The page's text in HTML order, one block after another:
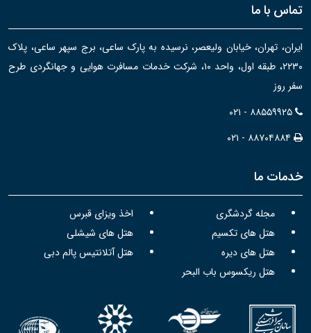
تماس با ما
ایران، تهران، خیابان ولیعصر، نرسیده به پارک ساعی، برج سپهر ساعی، پلاک
۲۲۳۰، طبقه اول، واحد ۱۰، شرکت خدمات مسافرت هوایی و جهانگردی طرح
سفر روز
۰۲۱ - ۸۸۵۵۹۹۲۵
۰۲۱ - ۸۸۷۰۴۸۸۴
خدمات ما
مجله گردشگری
اخذ ویزای قبرس
هتل های تکسیم
هتل های شیشلی
هتل های دیره
هتل آتلانتیس پالم دبی
هتل ریکسوس باب البحر